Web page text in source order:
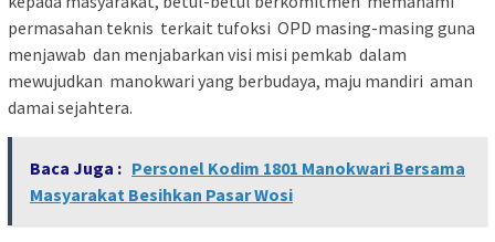
permasahan teknis terkait tufoksi OPD masing-masing guna
menjawab dan menjabarkan visi misi pemkab dalam
mewujudkan manokwari yang berbudaya, maju mandiri aman
damai sejahtera.
Baca Juga : Personel Kodim 1801 Manokwari Bersama
Masyarakat Besihkan Pasar Wosi